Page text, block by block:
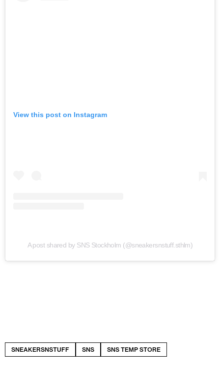
View this post on Instagram
A post shared by SNS Stockholm (@sneakersnstuff.sthlm)
SNEAKERSNSTUFF SNS SNS TEMP STORE